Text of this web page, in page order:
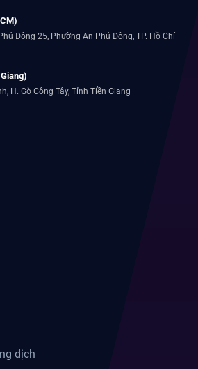
Đông 25, Phường An Phú Đông, TP. Hồ Chí
H. Gò Công Tây, Tỉnh Tiền Giang
dịch